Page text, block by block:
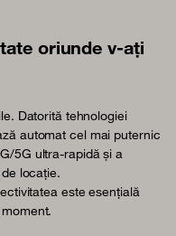
oriunde v-ați
Datorită tehnologiei
automat cel mai puternic
5G ultra-rapidă și a
locație.
este esențială